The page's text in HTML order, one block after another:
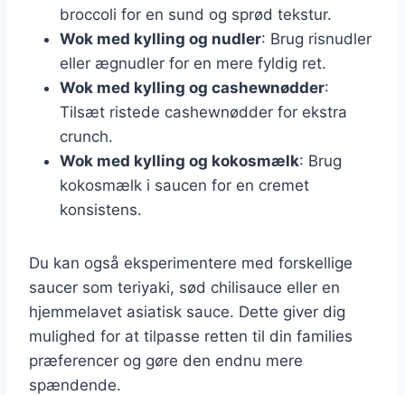
broccoli for en sund og sprød tekstur.
Wok med kylling og nudler: Brug risnudler
eller ægnudler for en mere fyldig ret.
Wok med kylling og cashewnødder:
Tilsæt ristede cashewnødder for ekstra
crunch.
Wok med kylling og kokosmælk: Brug
kokosmælk i saucen for en cremet
konsistens.
Du kan også eksperimentere med forskellige
saucer som teriyaki, sød chilisauce eller en
hjemmelavet asiatisk sauce. Dette giver dig
mulighed for at tilpasse retten til din families
præferencer og gøre den endnu mere
spændende.